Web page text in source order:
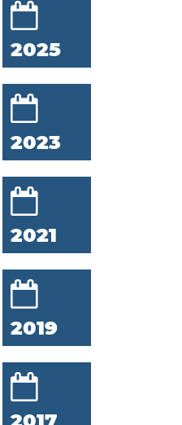
2025
2023
2021
2019